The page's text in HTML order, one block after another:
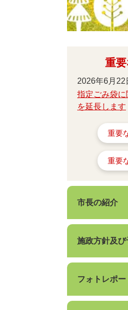
重
2026年6月22
指定ごみ袋
を延長します
重要
重要
市長の紹介
施政方針及び
フォトレポー